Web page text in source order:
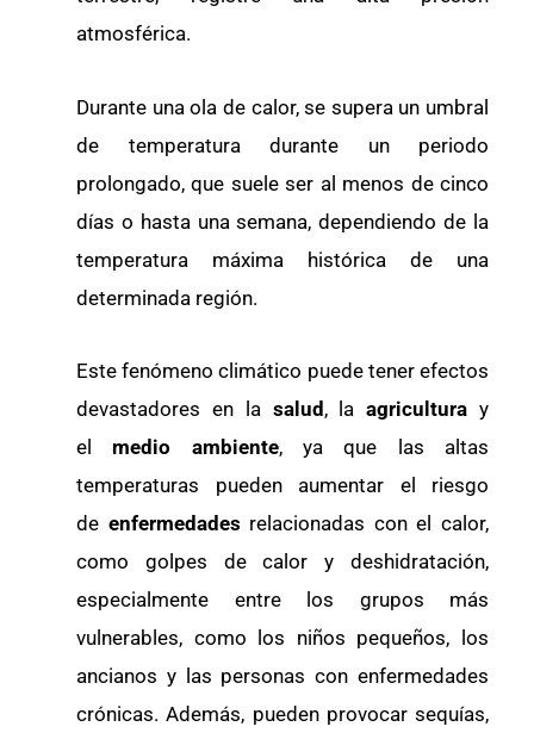
atmosférica.
Durante una ola de calor, se supera un umbral
de temperatura durante un periodo
prolongado, que suele ser al menos de cinco
días o hasta una semana, dependiendo de la
temperatura máxima histórica de una
determinada región.
Este fenómeno climático puede tener efectos
devastadores en lasalud , laagriculturay
el medio ambiente, ya que las altas
temperaturas pueden aumentar el riesgo
de enfermedades relacionadas con el calor,
como golpes de calor y deshidratación,
especialmente entre los grupos más
vulnerables, como los niños pequeños, los
ancianos y las personas con enfermedades
crónicas. Además, pueden provocar sequías,